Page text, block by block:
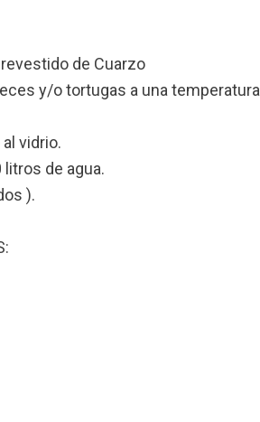
revestido de Cuarzo
y/o tortugas a una temperatura
vidrio.
litros de agua.
).